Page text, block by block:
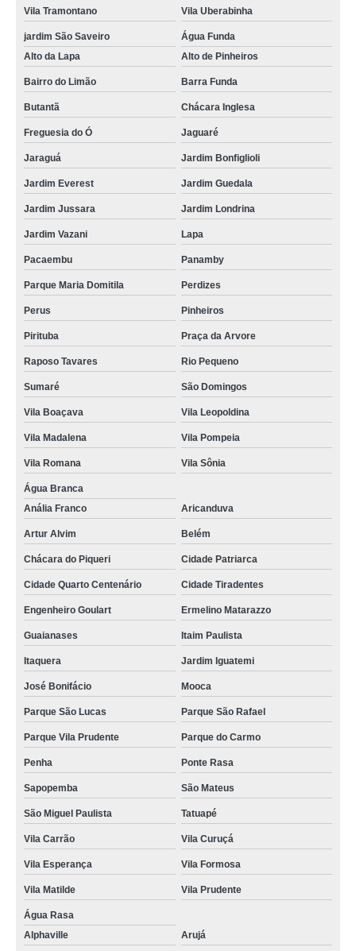
cotação de crachá impresso Hortolândia
procuro por crachá fidelidade Araçatuba
cotação de crachá personalizado Cidade Dutra
crachás personalizado Paulínia
cotação de crachá em branco Ibirapuera
cotação de crachá de evento Campo Grande
cotação de crachá em branco Jockey Clube
crachá impresso São Carlos
crachás de identificação de funcionário São José dos Campos
cotação de crachá de plástico Moema
procuro por crachá em branco Itatiba
crachá com chip Rio Claro
cotação de crachá de plástico Parque São Lucas
crachás com chip Parque Anhembi
procuro por crachá empresarial Parque São Lucas
crachá de plástico preço M'Boi Mirim
crachá empresarial preço Jockey Clube
crachá de plástico preço Pirapora do Bom Jesus
cotação de crachá fidelidade Cajamar
procuro por crachá personalizado Rio Pequeno
crachás com chip São Sebastião
crachás impresso Belém
procuro por crachá impresso Bauru
procuro por crachá Sapopemba
crachás identificação Osasco
crachá impresso preço Indianópolis
crachás de empresa Arujá
crachá personalizado preço Jundiaí
cotação de crachá de empresa Moema
crachás em brancos Sacomã
crachá de evento Cantareira
Vila Tramontano Vila Uberabinha
jardim São Saveiro
Água Funda
Alto da Lapa
Alto de Pinheiros
Bairro do Limão Barra Funda
Butantã Chácara Inglesa
Freguesia do Ó Jaguaré
Jaraguá Jardim Bonfiglioli
Jardim Everest Jardim Guedala
Jardim Jussara Jardim Londrina
Jardim Vazani Lapa
Pacaembu Panamby
Parque Maria Domitila Perdizes
Perus Pinheiros
Pirituba Praça da Arvore
Raposo Tavares Rio Pequeno
Sumaré São Domingos
Vila Boaçava Vila Leopoldina
Vila Madalena Vila Pompeia
Vila Romana Vila Sônia
Água Branca
Anália Franco
Aricanduva
Artur Alvim Belém
Chácara do Piqueri Cidade Patriarca
Cidade Quarto Centenário Cidade Tiradentes
Engenheiro Goulart Ermelino Matarazzo
Guaianases Itaim Paulista
Itaquera Jardim Iguatemi
José Bonifácio Mooca
Parque São Lucas Parque São Rafael
Parque Vila Prudente Parque do Carmo
Penha Ponte Rasa
Sapopemba São Mateus
São Miguel Paulista Tatuapé
Vila Carrão Vila Curuçá
Vila Esperança Vila Formosa
Vila Matilde Vila Prudente
Água Rasa
Alphaville
Arujá